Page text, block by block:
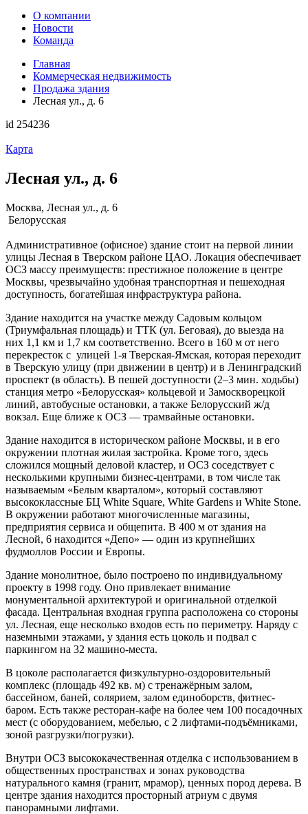
О компании
Новости
Команда
Главная
Коммерческая недвижимость
Продажа здания
Лесная ул., д. 6
id 254236
Карта
Лесная ул., д. 6
Москва, Лесная ул., д. 6
Белорусская
Административное (офисное) здание стоит на первой линии
улицы Лесная в Тверском районе ЦАО. Локация обеспечивает
ОСЗ массу преимуществ: престижное положение в центре
Москвы, чрезвычайно удобная транспортная и пешеходная
доступность, богатейшая инфраструктура района.
Здание находится на участке между Садовым кольцом
(Триумфальная площадь) и ТТК (ул. Беговая), до выезда на
них 1,1 км и 1,7 км соответственно. Всего в 160 м от него
перекресток с улицей 1-я Тверская-Ямская, которая переходит
в Тверскую улицу (при движении в центр) и в Ленинградский
проспект (в область). В пешей доступности (2–3 мин. ходьбы)
станция метро «Белорусская» кольцевой и Замоскворецкой
линий, автобусные остановки, а также Белорусский ж/д
вокзал. Еще ближе к ОСЗ — трамвайные остановки.
Здание находится в историческом районе Москвы, и в его
окружении плотная жилая застройка. Кроме того, здесь
сложился мощный деловой кластер, и ОСЗ соседствует с
несколькими крупными бизнес-центрами, в том числе так
называемым «Белым кварталом», который составляют
высококлассные БЦ White Square, White Gardens и White Stone.
В окружении работают многочисленные магазины,
предприятия сервиса и общепита. В 400 м от здания на
Лесной, 6 находится «Депо» — один из крупнейших
фудмоллов России и Европы.
Здание монолитное, было построено по индивидуальному
проекту в 1998 году. Оно привлекает внимание
монументальной архитектурой и оригинальной отделкой
фасада. Центральная входная группа расположена со стороны
ул. Лесная, еще несколько входов есть по периметру. Наряду с
наземными этажами, у здания есть цоколь и подвал с
паркингом на 32 машино-места.
В цоколе располагается физкультурно-оздоровительный
комплекс (площадь 492 кв. м) с тренажёрным залом,
бассейном, баней, солярием, залом единоборств, фитнес-
баром. Есть также ресторан-кафе на более чем 100 посадочных
мест (с оборудованием, мебелью, с 2 лифтами-подъёмниками,
зоной разгрузки/погрузки).
Внутри ОСЗ высококачественная отделка с использованием в
общественных пространствах и зонах руководства
натурального камня (гранит, мрамор), ценных пород дерева. В
центре здания находится просторный атриум с двумя
панорамными лифтами.